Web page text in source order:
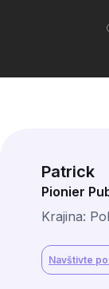
Patrick
Pionier
Krajina:
Navštivte